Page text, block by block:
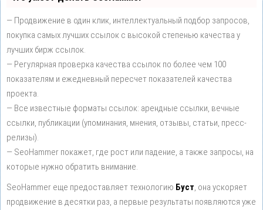
— Продвижение в один клик, интеллектуальный подбор запросов,
покупка самых лучших ссылок с высокой степенью качества у
лучших бирж ссылок.
— Регулярная проверка качества ссылок по более чем 100
показателям и ежедневный пересчет показателей качества
проекта.
— Все известные форматы ссылок: арендные ссылки, вечные
ссылки, публикации (упоминания, мнения, отзывы, статьи, пресс-
релизы).
— SeoHammer покажет, где рост или падение, а также запросы, на
которые нужно обратить внимание.
SeoHammer еще предоставляет технологию Буст, она ускоряет
продвижение в десятки раз, а первые результаты появляются уже